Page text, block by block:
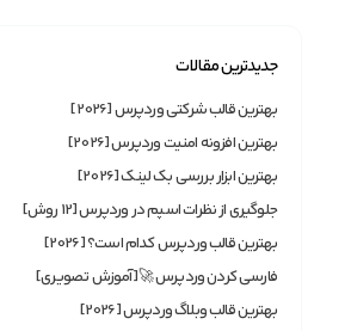
جدیدترین مقالات
بهترین قالب شرکتی وردپرس [2026]
بهترین افزونه امنیت وردپرس [2026]
بهترین ابزار بررسی بک لینک [2026]
جلوگیری از نظرات اسپم در وردپرس [12 روش]
بهترین قالب وردپرس کدام است؟ [2026]
فارسی کردن وردپرس 🚀[آموزش تصویری]
بهترین قالب وبلاگ وردپرس [2026]